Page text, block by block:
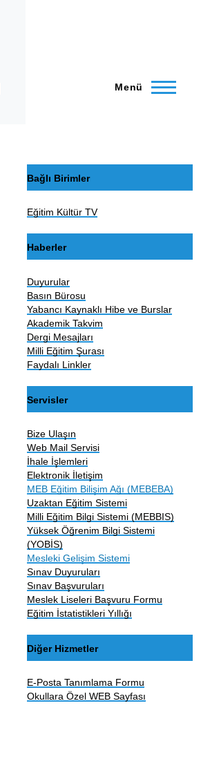
Menü
Bağlı Birimler
Eğitim Kültür TV
Haberler
Duyurular
Basın Bürosu
Yabancı Kaynaklı Hibe ve Burslar
Akademik Takvim
Dergi Mesajları
Milli Eğitim Şurası
Faydalı Linkler
Servisler
Bize Ulaşın
Web Mail Servisi
İhale İşlemleri
Elektronik İletişim
MEB Eğitim Bilişim Ağı (MEBEBA)
Uzaktan Eğitim Sistemi
Milli Eğitim Bilgi Sistemi (MEBBIS)
Yüksek Öğrenim Bilgi Sistemi
(YOBİS)
Mesleki Gelişim Sistemi
Sınav Duyuruları
Sınav Başvuruları
Meslek Liseleri Başvuru Formu
Eğitim İstatistikleri Yıllığı
Diğer Hizmetler
E-Posta Tanımlama Formu
Okullara Özel WEB Sayfası